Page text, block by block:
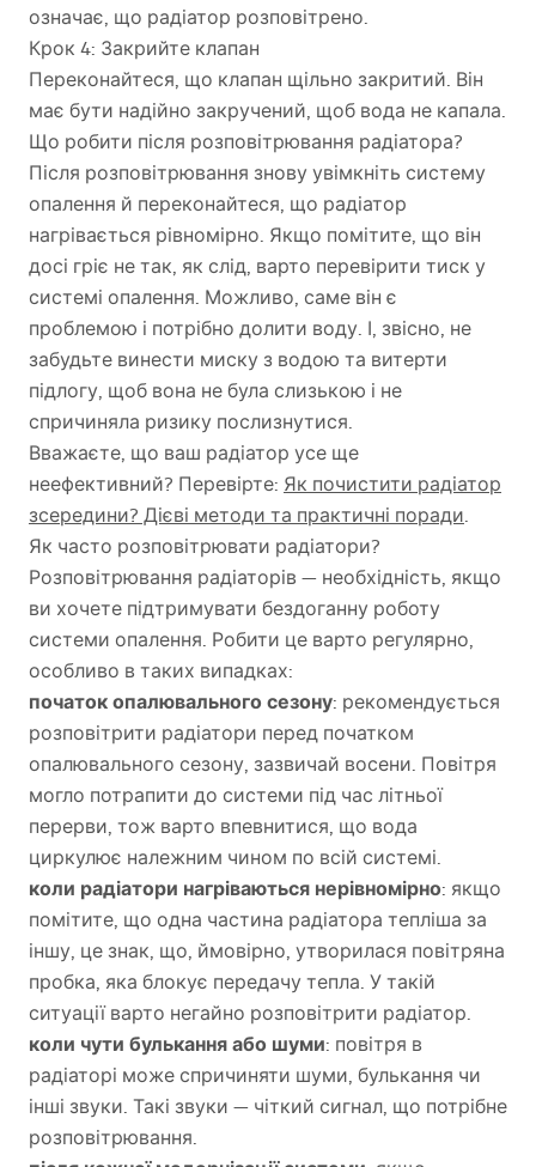
означає, що радіатор розповітрено.
Крок 4: Закрийте клапан
Переконайтеся, що клапан щільно закритий. Він
має бути надійно закручений, щоб вода не капала.
Що робити після розповітрювання радіатора?
Після розповітрювання знову увімкніть систему
опалення й переконайтеся, що радіатор
нагрівається рівномірно. Якщо помітите, що він
досі гріє не так, як слід, варто перевірити тиск у
системі опалення. Можливо, саме він є
проблемою і потрібно долити воду. І, звісно, не
забудьте винести миску з водою та витерти
підлогу, щоб вона не була слизькою і не
спричиняла ризику послизнутися.
Вважаєте, що ваш радіатор усе ще
неефективний? Перевірте: Як почистити радіатор
зсередини? Дієві методи та практичні поради.
Як часто розповітрювати радіатори?
Розповітрювання радіаторів — необхідність, якщо
ви хочете підтримувати бездоганну роботу
системи опалення. Робити це варто регулярно,
особливо в таких випадках:
початок опалювального сезону: рекомендується
розповітрити радіатори перед початком
опалювального сезону, зазвичай восени. Повітря
могло потрапити до системи під час літньої
перерви, тож варто впевнитися, що вода
циркулює належним чином по всій системі.
коли радіатори нагріваються нерівномірно: якщо
помітите, що одна частина радіатора тепліша за
іншу, це знак, що, ймовірно, утворилася повітряна
пробка, яка блокує передачу тепла. У такій
ситуації варто негайно розповітрити радіатор.
коли чути булькання або шуми: повітря в
радіаторі може спричиняти шуми, булькання чи
інші звуки. Такі звуки — чіткий сигнал, що потрібне
розповітрювання.